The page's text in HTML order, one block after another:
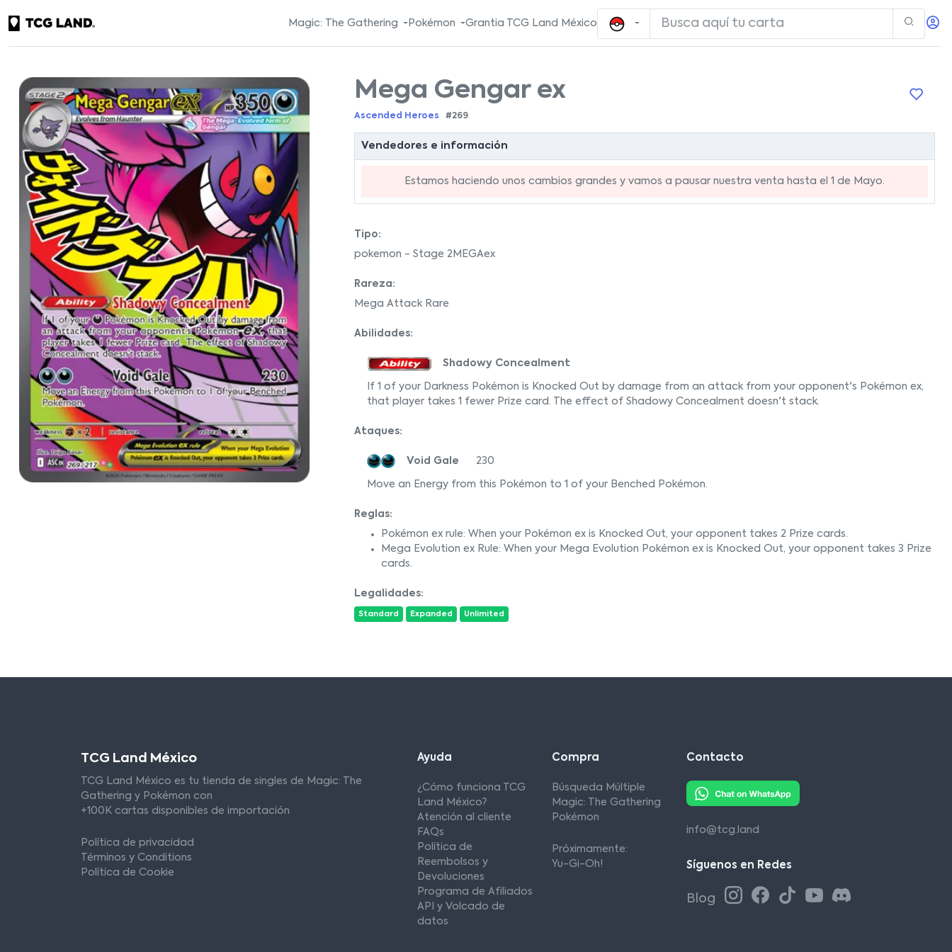
Magic: The Gathering Pokémon Grantia TCG Land México
Mega Gengar ex
Ascended Heroes #269
Vendedores e información
Estamos haciendo unos cambios grandes y vamos a pausar nuestra venta hasta el 1 de Mayo.
Tipo:
pokemon - Stage 2MEGAex
Rareza:
Mega Attack Rare
Abilidades:
Shadowy Concealment
If 1 of your Darkness Pokémon is Knocked Out by damage from an attack from your opponent's Pokémon ex,
that player takes 1 fewer Prize card. The effect of Shadowy Concealment doesn't stack.
Ataques:
Void Gale 230
Move an Energy from this Pokémon to 1 of your Benched Pokémon.
Reglas:
Pokémon ex rule: When your Pokémon ex is Knocked Out, your opponent takes 2 Prize cards.
Mega Evolution ex Rule: When your Mega Evolution Pokémon ex is Knocked Out, your opponent takes 3 Prize
cards.
Legalidades:
Standard Expanded Unlimited
TCG Land México
TCG Land México es tu tienda de singles de Magic: The
Gathering y Pokémon con
+100K cartas disponibles de importación
Política de privacidad
Términos y Conditions
Política de Cookie
Ayuda
¿Cómo funciona TCG
Land México?
Atención al cliente
FAQs
Política de
Reembolsos y
Devoluciones
Programa de Afiliados
API y Volcado de
datos
Compra
Búsqueda Múltiple
Magic: The Gathering
Pokémon
Próximamente:
Yu-Gi-Oh!
Contacto
info@tcg.land
Síguenos en Redes
Blog